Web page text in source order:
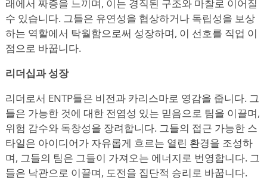
래에서 짜증을 느끼며, 이는 경직된 구조와 마찰로 이어질
수 있습니다. 그들은 유연성을 협상하거나 독립성을 보상
하는 역할에서 탁월함으로써 성장하며, 이 선호를 직업 이
점으로 바꿉니다.
리더십과 성장
리더로서 ENTP들은 비전과 카리스마로 영감을 줍니다. 그
들은 가능한 것에 대한 전염성 있는 믿음으로 팀을 이끌며,
위험 감수와 독창성을 장려합니다. 그들의 접근 가능한 스
타일은 아이디어가 자유롭게 흐르는 열린 환경을 조성하
며, 그들의 팀은 그들이 가져오는 에너지로 번영합니다. 그
들은 낙관으로 이끌며, 도전을 집단적 승리로 바꿉니다.